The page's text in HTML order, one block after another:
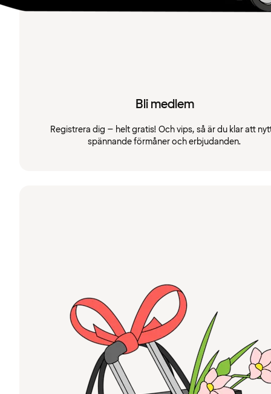
Bli medlem
Registrera dig – helt gratis! Och vips, så är du klar att
spännande förmåner och erbjudanden.